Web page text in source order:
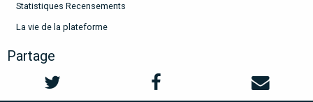
Statistiques Recensements
La vie de la plateforme
Partage